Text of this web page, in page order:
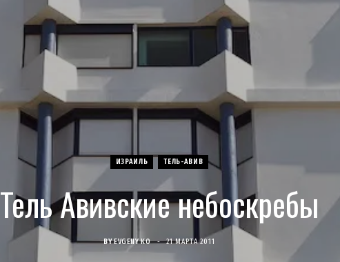
ИЗРАИЛЬ ТЕЛЬ-АВИВ
Тель Авивские небоскребы
BY EVGENY KO 21 МАРТА 2011